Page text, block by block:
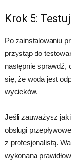
Krok 5:
Po zainstalowaniu
przystąp do
następnie sprawdź,
się, że woda jest
wycieków.
Jeśli zauważysz
obsługi
z profesjonalistą.
wykonana